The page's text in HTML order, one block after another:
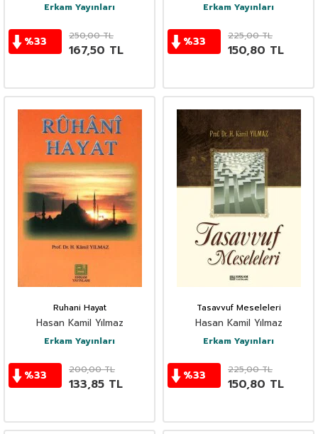
Erkam Yayınları
%33 250,00TL
167,50 TL
Erkam Yayınları
%33 225,00TL
150,80 TL
Ruhani Hayat
Hasan Kamil Yılmaz
Erkam Yayınları
%33 200,00TL
133,85 TL
Tasavvuf Meseleleri
Hasan Kamil Yılmaz
Erkam Yayınları
%33 225,00TL
150,80 TL